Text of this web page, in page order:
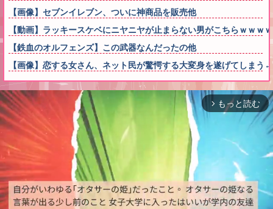
【画像】セブンイレブン、ついに神商品を販売他
【動画】ラッキースケベにニヤニヤが止まらない男がこちらｗｗｗ
【鉄血のオルフェンズ】この武器なんだったの他
【画像】恋する女さん、ネット民が驚愕する大変身を遂げてしま
arrow_forward_ios もっと読む